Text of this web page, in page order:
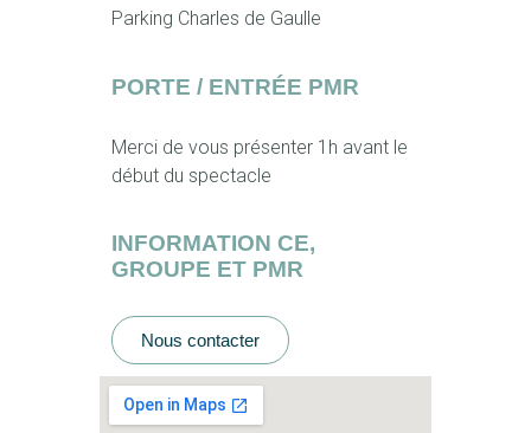
Parking Charles de Gaulle
PORTE / ENTRÉE PMR
Merci de vous présenter 1h avant le
début du spectacle
INFORMATION CE,
GROUPE ET PMR
Nous contacter